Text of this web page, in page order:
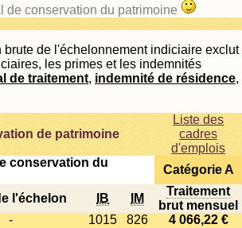
de conservation du patrimoine
brute de l'échelonnement indiciaire exclut
les primes et les indemnités
de traitement, indemnité de résidence,
de patrimoine
Liste des
cadres
d'emplois
conservation du
Catégorie A
l'échelon IB IM
Traitement
brut mensuel
- 1015 826
4 066,22 €